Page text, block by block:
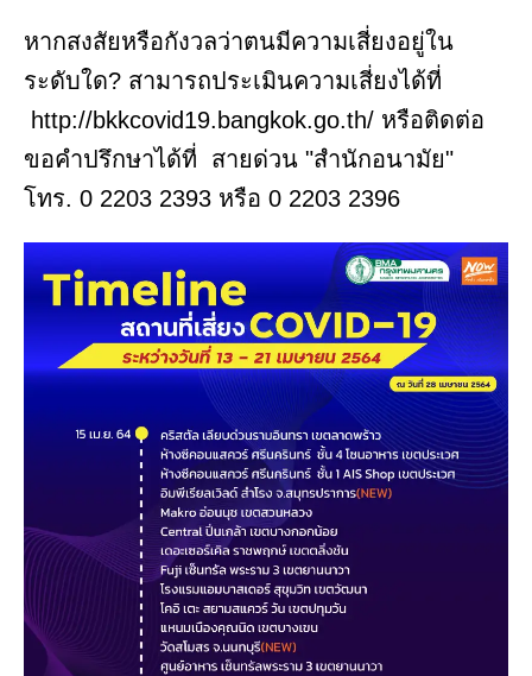
หากสงสัยหรือกังวลว่าตนมีความเสี่ยงอยู่ใน
ระดับใด? สามารถประเมินความเสี่ยงได้ที่
http://bkkcovid19.bangkok.go.th/ หรือติดต่อ
ขอคำปรึกษาได้ที่ สายด่วน "สำนักอนามัย"
โทร. 0 2203 2393 หรือ 0 2203 2396